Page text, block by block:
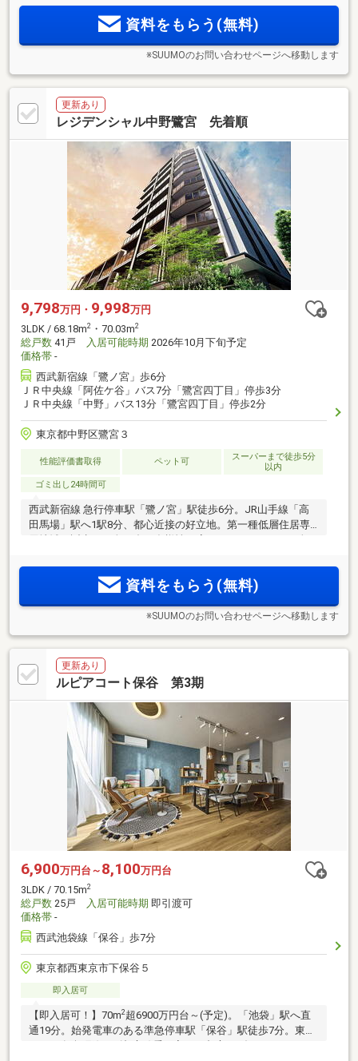
直通14分。ハイサッシや、全熱交換型換気「エアテス」の採
用など光と風に着目したプラン資料をもらう(無料)
※SUUMOのお問い合わせページへ移動します
更新あり
レジデンシャル中野鷺宮 先着順
9,798万円・ 9,998万円
3LDK / 68.18m2 ・70.03m2
総戸数 41戸 入居可能時期 2026年10月下旬予定
価格帯 -
西武新宿線「鷺ノ宮」歩6分
ＪＲ中央線「阿佐ケ谷」バス7分「鷺宮四丁目」停歩3分
ＪＲ中央線「中野」バス13分「鷺宮四丁目」停歩2分
東京都中野区鷺宮３
性能評価書取得 ペット可
スーパーまで徒歩5分
以内
ゴミ出し24時間可
西武新宿線 急行停車駅「鷺ノ宮」駅徒歩6分。JR山手線「高
田馬場」駅へ1駅8分、都心近接の好立地。第一種低層住居専
用地域に誕生する全41邸。多様性に応える2LDK～4LDKの全18
ントリー受付中≫
資料をもらう(無料)
※SUUMOのお問い合わせページへ移動します
更新あり
ルピアコート保谷 第3期
6,900万円台～ 8,100万円台
3LDK / 70.15m2
総戸数 25戸 入居可能時期 即引渡可
価格帯 -
西武池袋線「保谷」歩7分
東京都西東京市下保谷５
即入居可
【即入居可！】70m2 超6900万円台～(予定)。「池袋」駅へ直
通19分。始発電車のある準急停車駅「保谷」駅徒歩7分。東京
メトロ有楽町線・副都心線乗り入れで都心へダイレクトアク